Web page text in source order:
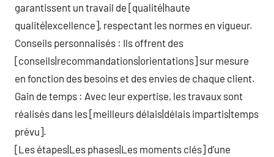
garantissent un travail de [qualité|haute
qualité|excellence], respectant les normes en vigueur.
Conseils personnalisés : Ils offrent des
[conseils|recommandations|orientations] sur mesure
en fonction des besoins et des envies de chaque client.
Gain de temps : Avec leur expertise, les travaux sont
réalisés dans les [meilleurs délais|délais impartis|temps
prévu].
[Les étapes|Les phases|Les moments clés] d’une